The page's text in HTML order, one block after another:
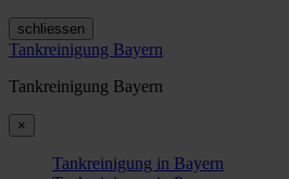
schliessen
Tankreinigung Bayern
Tankreinigung Bayern
×
Tankreinigung in Bayern